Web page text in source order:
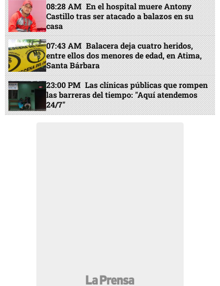
08:28 AM En el hospital muere Antony
Castillo tras ser atacado a balazos en su
casa
07:43 AM Balacera deja cuatro heridos,
entre ellos dos menores de edad, en Atima,
Santa Bárbara
23:00 PM Las clínicas públicas que rompen
las barreras del tiempo: "Aquí atendemos
24/7"